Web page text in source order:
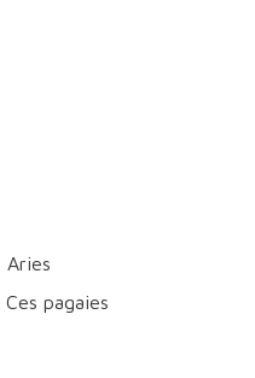
Aries
pagaies